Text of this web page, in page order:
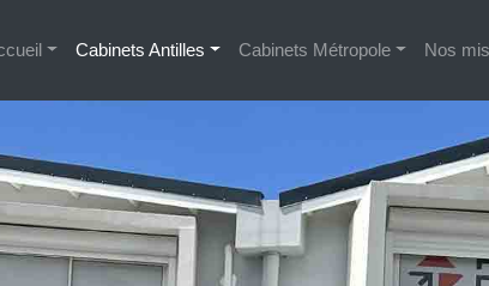
Cabinets Antilles Cabinets Métropole Nos